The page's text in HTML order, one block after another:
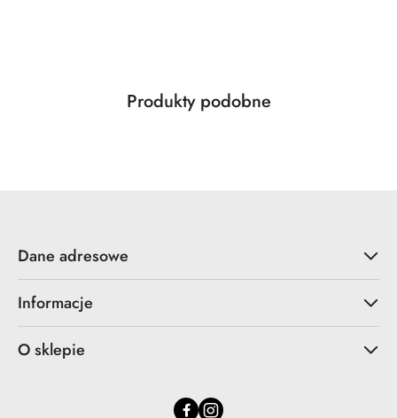
Pomiń karuzelę produktów
Produkty
Produkty podobne
Dane adresowe
Informacje
O sklepie